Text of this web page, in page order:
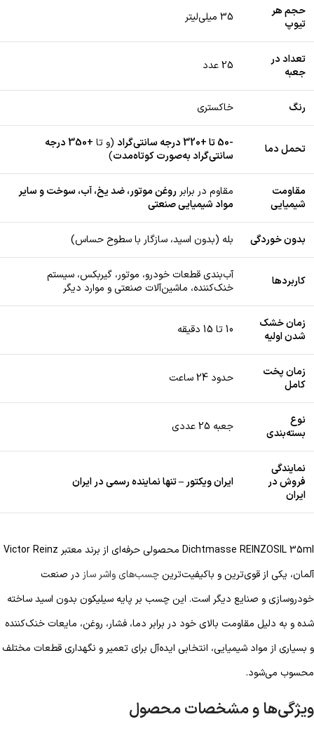
حجم هر
تیوپ
35 میلی‌لیتر
تعداد در
جعبه
25 عدد
رنگ خاکستری
تحمل دما -50 تا +320 درجه سانتی‌گراد (و تا
+350 درجه
سانتی‌گراد به‌صورت کوتاه‌مدت)
مقاومت
شیمیایی
مقاوم در برابر روغن موتور، ضد یخ، آب، سوخت و سایر
مواد شیمیایی صنعتی
بدون خوردگی بله (بدون اسید، سازگار با سطوح حساس)
کاربردها
آب‌بندی قطعات خودرو، موتور، گیربکس، سیستم
خنک‌کننده، ماشین‌آلات صنعتی و موارد دیگر
زمان خشک
شدن اولیه
10 تا 15 دقیقه
زمان پخت
کامل
حدود 24 ساعت
نوع
بسته‌بندی
جعبه 25 عددی
نمایندگی
فروش در
ایران
ایران ویکتور – تنها نماینده رسمی در ایران
Dichtmasse REINZOSIL 35ml محصولی حرفه‌ای از برند معتبر Victor Reinz
آلمان، یکی از قوی‌ترین و باکیفیت‌ترین چسب‌های واشر ساز در صنعت
خودروسازی و صنایع دیگر است. این چسب بر پایه سیلیکون بدون اسید ساخته
شده و به دلیل مقاومت بالای خود در برابر دما، فشار، روغن، مایعات خنک‌کننده
و بسیاری از مواد شیمیایی، انتخابی ایده‌آل برای تعمیر و نگهداری قطعات مختلف
محسوب می‌شود.
ویژگی‌ها و مشخصات محصول